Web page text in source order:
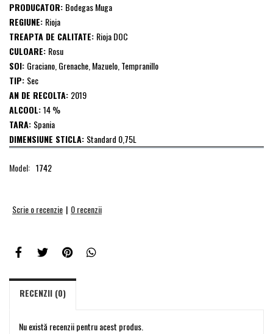
PRODUCATOR: Bodegas Muga
REGIUNE: Rioja
TREAPTA DE CALITATE: Rioja DOC
CULOARE: Rosu
SOI: Graciano, Grenache, Mazuelo, Tempranillo
TIP: Sec
AN DE RECOLTA: 2019
ALCOOL:14 %
TARA: Spania
DIMENSIUNE STICLA: Standard 0,75L
Model: 1742
Scrie o recenzie | 0 recenzii
RECENZII (0)
Nu există recenzii pentru acest produs.